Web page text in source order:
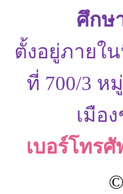
ศึกษ
ตั้งอยู่ภายใ
ที่ 700/3 ห
เมือ
เบอร์โทร